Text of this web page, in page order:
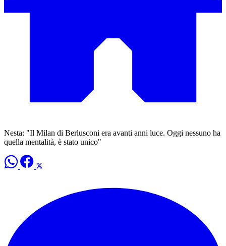
Nesta: "Il Milan di Berlusconi era avanti anni luce. Oggi nessuno ha
quella mentalità, è stato unico"